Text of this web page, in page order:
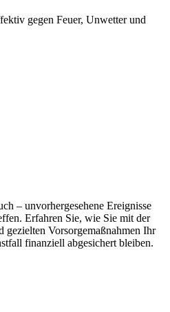
gegen Feuer, Unwetter und
– unvorhergesehene Ereignisse
Erfahren Sie, wie Sie mit der
gezielten Vorsorgemaßnahmen Ihr
finanziell abgesichert bleiben.